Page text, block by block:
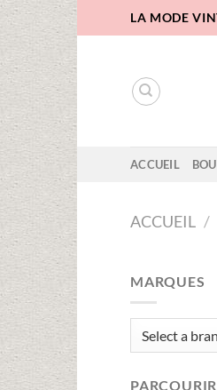
au
LA MODE
ACCUEIL
ACCUEIL /
MARQUES
PARCOURIR